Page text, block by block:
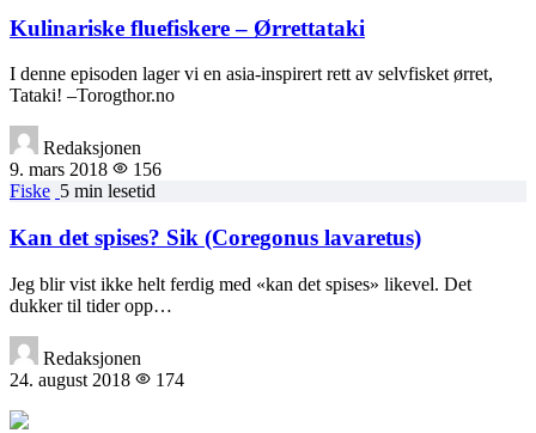
Kulinariske fluefiskere – Ørrettataki
I denne episoden lager vi en asia-inspirert rett av selvfisket ørret,
Tataki! –Torogthor.no
Redaksjonen
9. mars 2018
156
Fiske 5 min lesetid
Kan det spises? Sik (Coregonus lavaretus)
Jeg blir vist ikke helt ferdig med «kan det spises» likevel. Det
dukker til tider opp…
Redaksjonen
24. august 2018
174